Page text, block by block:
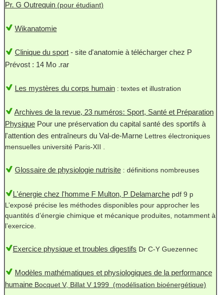
Pr. G Outrequin (pour étudiant)
Wikanatomie
Clinique du sport - site d'anatomie à télécharger chez P
Prévost : 14 Mo .rar
Les mystères du corps humain : textes et illustration
Archives de la revue, 23 numéros: Sport, Santé et Préparation
Physique Pour une préservation du capital santé des sportifs à
l'attention des entraîneurs du Val-de-Marne Lettres électroniques
mensuelles université Paris-XII .
Glossaire de physiologie nutrisite : définitions nombreuses
L'énergie chez l'homme F Multon, P Delamarche pdf 9 p
L’exposé précise les méthodes disponibles pour approcher les
quantités d’énergie chimique et mécanique produites, notamment à
l’exercice.
Exercice physique et troubles digestifs Dr C-Y Guezennec
Modèles mathématiques et physiologiques de la performance
humaine Bocquet V, Billat V 1999 (modélisation bioénergétique)